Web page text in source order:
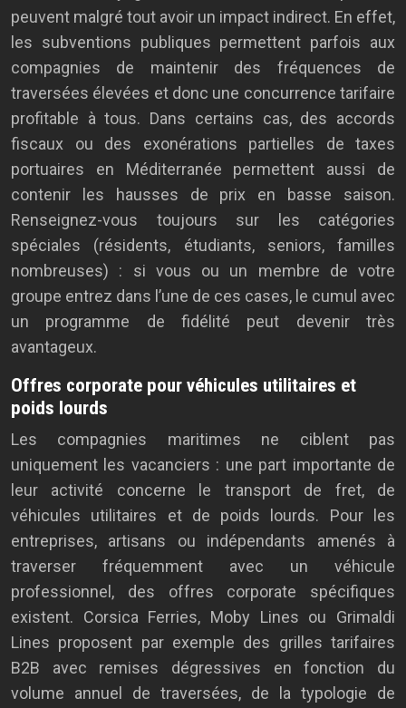
peuvent malgré tout avoir un impact indirect. En effet,
les subventions publiques permettent parfois aux
compagnies de maintenir des fréquences de
traversées élevées et donc une concurrence tarifaire
profitable à tous. Dans certains cas, des accords
fiscaux ou des exonérations partielles de taxes
portuaires en Méditerranée permettent aussi de
contenir les hausses de prix en basse saison.
Renseignez-vous toujours sur les catégories
spéciales (résidents, étudiants, seniors, familles
nombreuses) : si vous ou un membre de votre
groupe entrez dans l’une de ces cases, le cumul avec
un programme de fidélité peut devenir très
avantageux.
Offres corporate pour véhicules utilitaires et
poids lourds
Les compagnies maritimes ne ciblent pas
uniquement les vacanciers : une part importante de
leur activité concerne le transport de fret, de
véhicules utilitaires et de poids lourds. Pour les
entreprises, artisans ou indépendants amenés à
traverser fréquemment avec un véhicule
professionnel, des offres corporate spécifiques
existent. Corsica Ferries, Moby Lines ou Grimaldi
Lines proposent par exemple des grilles tarifaires
B2B avec remises dégressives en fonction du
volume annuel de traversées, de la typologie de